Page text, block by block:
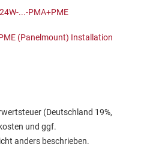
...-PMA+PME
(Panelmount) Installation
(Deutschland 19%,
und ggf.
anders beschrieben.